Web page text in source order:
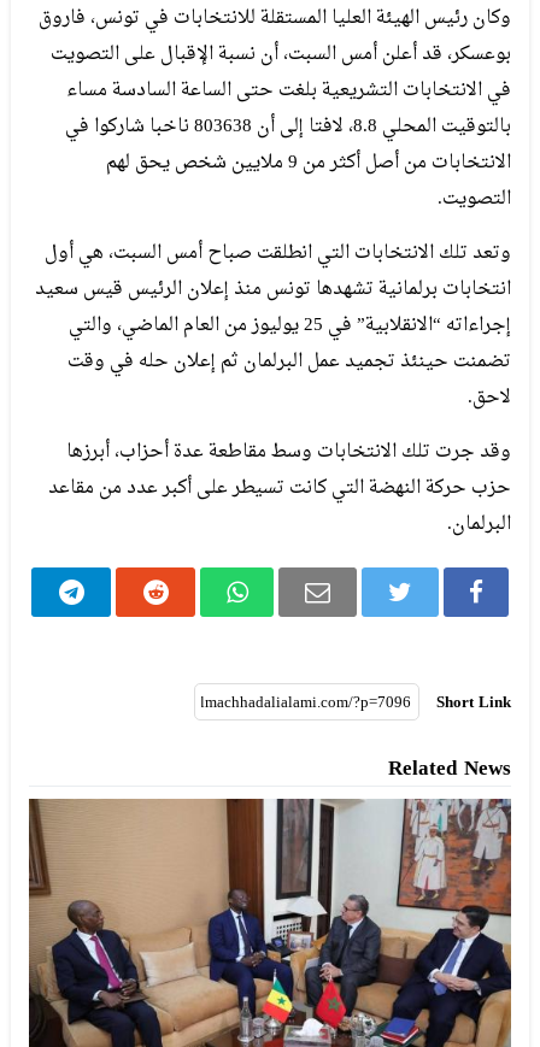
وكان رئيس الهيئة العليا المستقلة للانتخابات في تونس، فاروق
بوعسكر، قد أعلن أمس السبت، أن نسبة الإقبال على التصويت
في الانتخابات التشريعية بلغت حتى الساعة السادسة مساء
بالتوقيت المحلي 8.8، لافتا إلى أن 803638 ناخبا شاركوا في
الانتخابات من أصل أكثر من 9 ملايين شخص يحق لهم
التصويت.
وتعد تلك الانتخابات التي انطلقت صباح أمس السبت، هي أول
انتخابات برلمانية تشهدها تونس منذ إعلان الرئيس قيس سعيد
إجراءاته “الانقلابية” في 25 يوليوز من العام الماضي، والتي
تضمنت حينئذ تجميد عمل البرلمان ثم إعلان حله في وقت
لاحق.
وقد جرت تلك الانتخابات وسط مقاطعة عدة أحزاب، أبرزها
حزب حركة النهضة التي كانت تسيطر على أكبر عدد من مقاعد
البرلمان.
Short Link
Related News